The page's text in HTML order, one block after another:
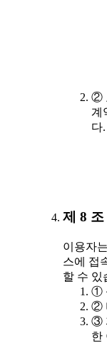
②
계
다.
제 8
이용자
스에 접
할 수 있
①
②
③
한